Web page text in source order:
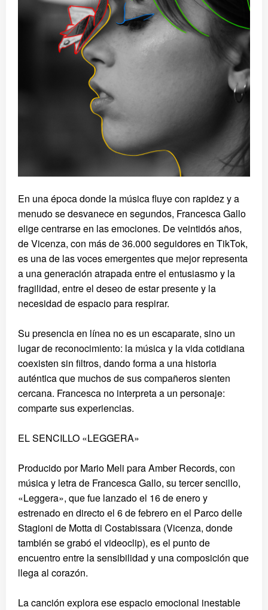
En una época donde la música fluye con rapidez y a
menudo se desvanece en segundos, Francesca Gallo
elige centrarse en las emociones. De veintidós años,
de Vicenza, con más de 36.000 seguidores en TikTok,
es una de las voces emergentes que mejor representa
a una generación atrapada entre el entusiasmo y la
fragilidad, entre el deseo de estar presente y la
necesidad de espacio para respirar.
Su presencia en línea no es un escaparate, sino un
lugar de reconocimiento: la música y la vida cotidiana
coexisten sin filtros, dando forma a una historia
auténtica que muchos de sus compañeros sienten
cercana. Francesca no interpreta a un personaje:
comparte sus experiencias.
EL SENCILLO «LEGGERA»
Producido por Mario Meli para Amber Records, con
música y letra de Francesca Gallo, su tercer sencillo,
«Leggera», que fue lanzado el 16 de enero y
estrenado en directo el 6 de febrero en el Parco delle
Stagioni de Motta di Costabissara (Vicenza, donde
también se grabó el videoclip), es el punto de
encuentro entre la sensibilidad y una composición que
llega al corazón.
La canción explora ese espacio emocional inestable